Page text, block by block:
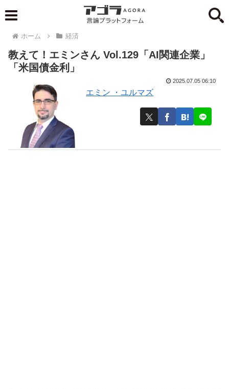
ホーム 経済
教えて！エミンさん Vol.129「AI関連企業」
「米国債金利」
エミン ・ユルマズ
2025.07.05 06:10